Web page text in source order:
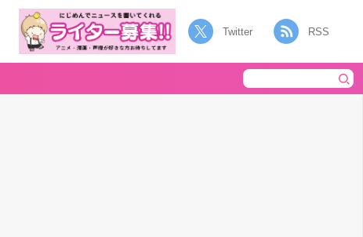
Twitter RSS